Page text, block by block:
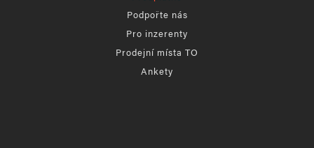
Podpořte nás
Pro inzerenty
Prodejní místa TO
Ankety